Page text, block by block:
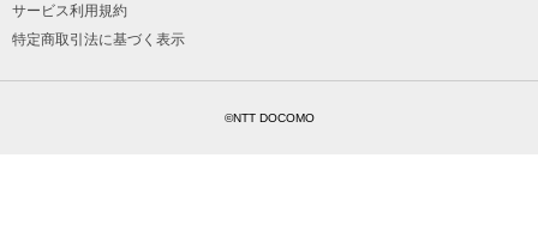
サービス利用規約
特定商取引法に基づく表示
©NTT DOCOMO